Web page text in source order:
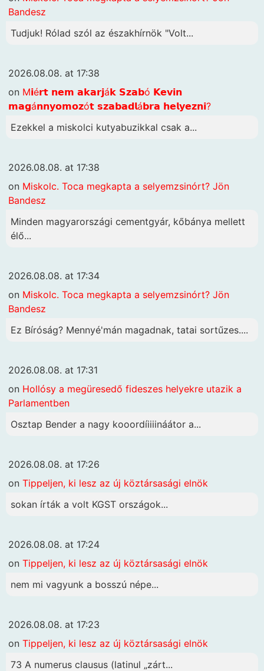
Bandesz
Tudjuk! Rólad szól az északhírnök "Volt...
2026.08.08. at 17:38
on M𝗶é𝗿𝘁 𝗻𝗲𝗺 𝗮𝗸𝗮𝗿𝗷á𝗸 𝗦𝘇𝗮𝗯ó 𝗞𝗲𝘃𝗶𝗻
𝗺𝗮𝗴á𝗻𝗻𝘆𝗼𝗺𝗼𝘇ó𝘁 𝘀𝘇𝗮𝗯𝗮𝗱𝗹á𝗯𝗿𝗮 𝗵𝗲𝗹𝘆𝗲𝘇𝗻𝗶?
Ezekkel a miskolci kutyabuzikkal csak a...
2026.08.08. at 17:38
on Miskolc. Toca megkapta a selyemzsinórt? Jön
Bandesz
Minden magyarországi cementgyár, kőbánya mellett
élő...
2026.08.08. at 17:34
on Miskolc. Toca megkapta a selyemzsinórt? Jön
Bandesz
Ez Bíróság? Mennyé'mán magadnak, tatai sortűzes....
2026.08.08. at 17:31
on Hollósy a megüresedő fideszes helyekre utazik a
Parlamentben
Osztap Bender a nagy kooordíiiiináátor a...
2026.08.08. at 17:26
on Tippeljen, ki lesz az új köztársasági elnök
sokan írták a volt KGST országok...
2026.08.08. at 17:24
on Tippeljen, ki lesz az új köztársasági elnök
nem mi vagyunk a bosszú népe...
2026.08.08. at 17:23
on Tippeljen, ki lesz az új köztársasági elnök
73 A numerus clausus (latinul „zárt...